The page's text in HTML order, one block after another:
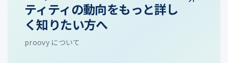
ティティの動向をもっと詳し
く知りたい方へ
proovy について